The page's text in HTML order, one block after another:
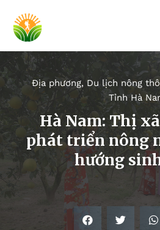
Địa phương, Du lịch nông
Tỉnh Hà
Hà Nam: Thị
phát triển nông
hướng